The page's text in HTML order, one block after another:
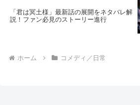
「君は冥土様」最新話の展開をネタバレ解
説！ファン必見のストーリー進行
ホーム コメディ／日常